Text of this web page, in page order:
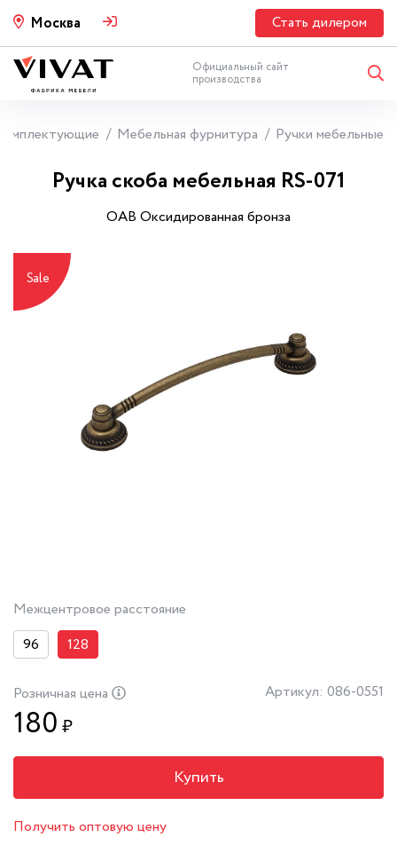
Москва Стать дилером
Официальный сайт
производства
Мебельная фурнитура Ручки мебельные
Ручка скоба мебельная RS-071
OAB Оксидированная бронза
Sale
Межцентровое расстояние
96
128
Розничная цена
180 ₽
Артикул: 086-0551
Купить
Получить оптовую цену